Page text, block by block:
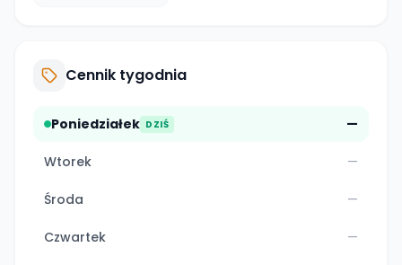
Cennik tygodnia
Poniedziałek DZIŚ —
Wtorek —
Środa —
Czwartek —